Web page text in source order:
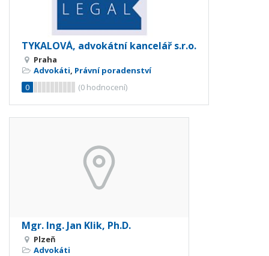
TYKALOVÁ, advokátní kancelář s.r.o.
Praha
Advokáti, Právní poradenství
0
(0 hodnocení)
Mgr. Ing. Jan Klik, Ph.D.
Plzeň
Advokáti